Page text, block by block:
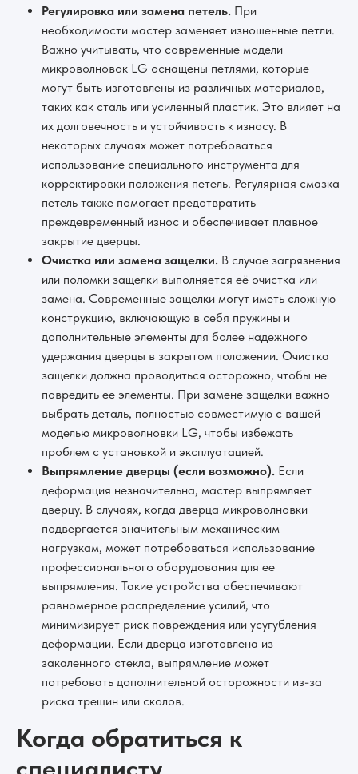
Регулировка или замена петель. При
необходимости мастер заменяет изношенные петли.
Важно учитывать, что современные модели
микроволновок LG оснащены петлями, которые
могут быть изготовлены из различных материалов,
таких как сталь или усиленный пластик. Это влияет на
их долговечность и устойчивость к износу. В
некоторых случаях может потребоваться
использование специального инструмента для
корректировки положения петель. Регулярная смазка
петель также помогает предотвратить
преждевременный износ и обеспечивает плавное
закрытие дверцы.
Очистка или замена защелки. В случае загрязнения
или поломки защелки выполняется её очистка или
замена. Современные защелки могут иметь сложную
конструкцию, включающую в себя пружины и
дополнительные элементы для более надежного
удержания дверцы в закрытом положении. Очистка
защелки должна проводиться осторожно, чтобы не
повредить ее элементы. При замене защелки важно
выбрать деталь, полностью совместимую с вашей
моделью микроволновки LG, чтобы избежать
проблем с установкой и эксплуатацией.
Выпрямление дверцы (если возможно). Если
деформация незначительна, мастер выпрямляет
дверцу. В случаях, когда дверца микроволновки
подвергается значительным механическим
нагрузкам, может потребоваться использование
профессионального оборудования для ее
выпрямления. Такие устройства обеспечивают
равномерное распределение усилий, что
минимизирует риск повреждения или усугубления
деформации. Если дверца изготовлена из
закаленного стекла, выпрямление может
потребовать дополнительной осторожности из-за
риска трещин или сколов.
Когда обратиться к